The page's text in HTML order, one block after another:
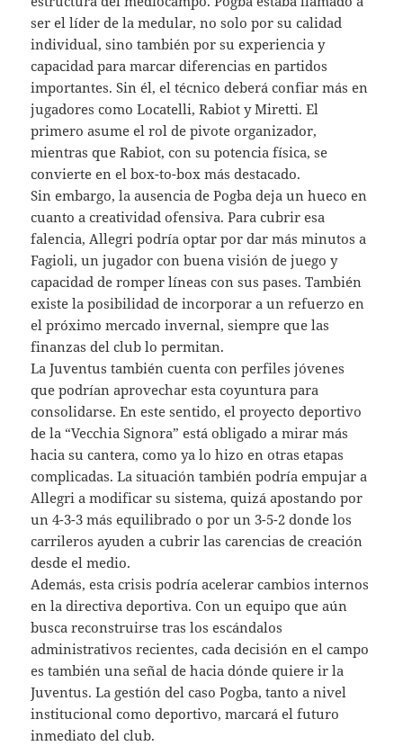
ser el líder de la medular, no solo por su calidad
individual, sino también por su experiencia y
capacidad para marcar diferencias en partidos
importantes. Sin él, el técnico deberá confiar más en
jugadores como Locatelli, Rabiot y Miretti. El
primero asume el rol de pivote organizador,
mientras que Rabiot, con su potencia física, se
convierte en el box-to-box más destacado.
Sin embargo, la ausencia de Pogba deja un hueco en
cuanto a creatividad ofensiva. Para cubrir esa
falencia, Allegri podría optar por dar más minutos a
Fagioli, un jugador con buena visión de juego y
capacidad de romper líneas con sus pases. También
existe la posibilidad de incorporar a un refuerzo en
el próximo mercado invernal, siempre que las
finanzas del club lo permitan.
La Juventus también cuenta con perfiles jóvenes
que podrían aprovechar esta coyuntura para
consolidarse. En este sentido, el proyecto deportivo
de la “Vecchia Signora” está obligado a mirar más
hacia su cantera, como ya lo hizo en otras etapas
complicadas. La situación también podría empujar a
Allegri a modificar su sistema, quizá apostando por
un 4-3-3 más equilibrado o por un 3-5-2 donde los
carrileros ayuden a cubrir las carencias de creación
desde el medio.
Además, esta crisis podría acelerar cambios internos
en la directiva deportiva. Con un equipo que aún
busca reconstruirse tras los escándalos
administrativos recientes, cada decisión en el campo
es también una señal de hacia dónde quiere ir la
Juventus. La gestión del caso Pogba, tanto a nivel
institucional como deportivo, marcará el futuro
inmediato del club.